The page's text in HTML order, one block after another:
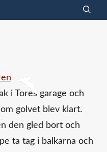
i Tores garage och
golvet blev klart.
den gled bort och
ta tag i balkarna och